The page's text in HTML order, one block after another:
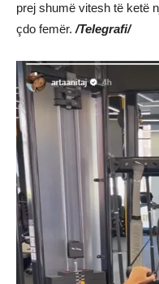
prej shumë vitesh të ketë
çdo femër. /Telegrafi/